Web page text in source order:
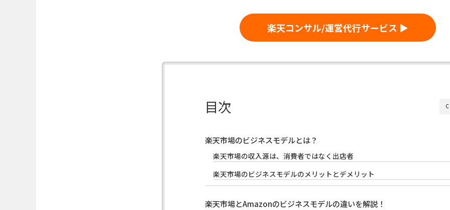
楽天コンサル/運営代行サービス ▶
目次
楽天市場のビジネスモデルとは？
楽天市場の収入源は、消費者ではなく出店者
楽天市場のビジネスモデルのメリットとデメリット
楽天市場とAmazonのビジネスモデルの違いを解説！